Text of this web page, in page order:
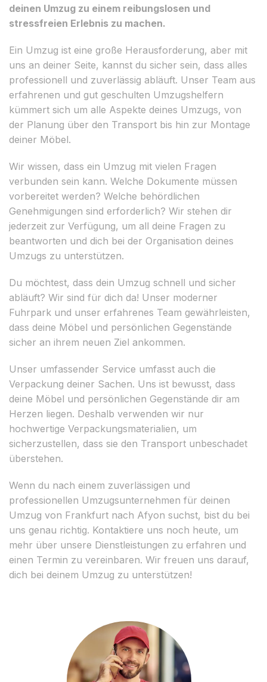
deinen Umzug zu einem reibungslosen und
stressfreien Erlebnis zu machen.
Ein Umzug ist eine große Herausforderung, aber mit
uns an deiner Seite, kannst du sicher sein, dass alles
professionell und zuverlässig abläuft. Unser Team aus
erfahrenen und gut geschulten Umzugshelfern
kümmert sich um alle Aspekte deines Umzugs, von
der Planung über den Transport bis hin zur Montage
deiner Möbel.
Wir wissen, dass ein Umzug mit vielen Fragen
verbunden sein kann. Welche Dokumente müssen
vorbereitet werden? Welche behördlichen
Genehmigungen sind erforderlich? Wir stehen dir
jederzeit zur Verfügung, um all deine Fragen zu
beantworten und dich bei der Organisation deines
Umzugs zu unterstützen.
Du möchtest, dass dein Umzug schnell und sicher
abläuft? Wir sind für dich da! Unser moderner
Fuhrpark und unser erfahrenes Team gewährleisten,
dass deine Möbel und persönlichen Gegenstände
sicher an ihrem neuen Ziel ankommen.
Unser umfassender Service umfasst auch die
Verpackung deiner Sachen. Uns ist bewusst, dass
deine Möbel und persönlichen Gegenstände dir am
Herzen liegen. Deshalb verwenden wir nur
hochwertige Verpackungsmaterialien, um
sicherzustellen, dass sie den Transport unbeschadet
überstehen.
Wenn du nach einem zuverlässigen und
professionellen Umzugsunternehmen für deinen
Umzug von Frankfurt nach Afyon suchst, bist du bei
uns genau richtig. Kontaktiere uns noch heute, um
mehr über unsere Dienstleistungen zu erfahren und
einen Termin zu vereinbaren. Wir freuen uns darauf,
dich bei deinem Umzug zu unterstützen!